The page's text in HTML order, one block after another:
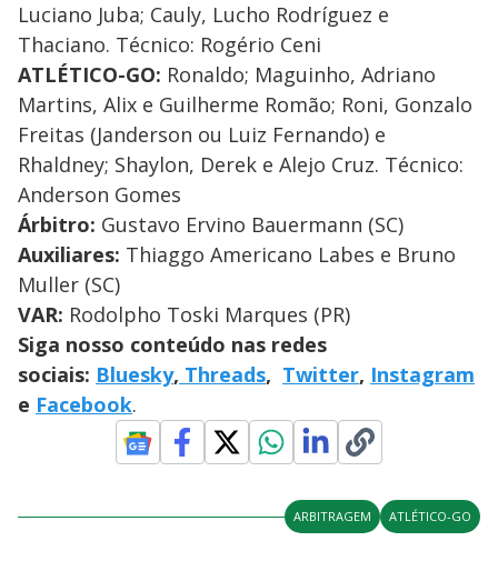
Luciano Juba; Cauly, Lucho Rodríguez e
Thaciano. Técnico: Rogério Ceni
ATLÉTICO-GO: Ronaldo; Maguinho, Adriano
Martins, Alix e Guilherme Romão; Roni, Gonzalo
Freitas (Janderson ou Luiz Fernando) e
Rhaldney; Shaylon, Derek e Alejo Cruz. Técnico:
Anderson Gomes
Árbitro: Gustavo Ervino Bauermann (SC)
Auxiliares: Thiaggo Americano Labes e Bruno
Muller (SC)
VAR: Rodolpho Toski Marques (PR)
Siga nosso conteúdo nas redes
sociais: Bluesky, Threads, Twitter, Instagram
e Facebook.
ARBITRAGEM ATLÉTICO-GO